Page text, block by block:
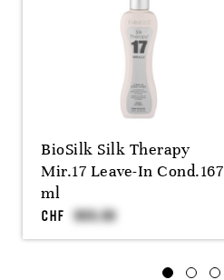
BioSilk Silk Therapy
Mir.17 Leave-In Cond.167
ml
CHF